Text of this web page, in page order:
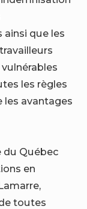
ainsi que les
les règles
les avantages
du Québec
en
toutes